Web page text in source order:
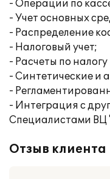
- Операции по
- Учет основных
- Распределение
- Налоговый учет;
- Расчеты по
- Синтетические и
-
- Интеграция с
Специалистами ВЦ
Отзыв клиента